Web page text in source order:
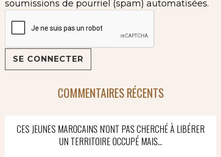
soumissions de pourriel (spam) automatisées.
COMMENTAIRES RÉCENTS
CES JEUNES MAROCAINS N'ONT PAS CHERCHÉ À LIBÉRER
UN TERRITOIRE OCCUPÉ MAIS...